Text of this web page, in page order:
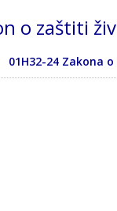
o zaštiti
01H32-24 Zakona